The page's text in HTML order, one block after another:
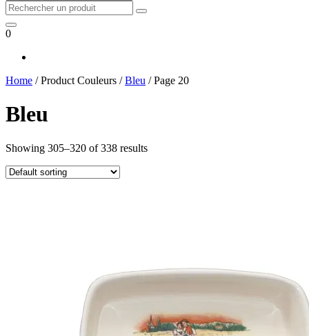
0
Home / Product Couleurs /Bleu / Page 20
Bleu
Showing 305–320 of 338 results